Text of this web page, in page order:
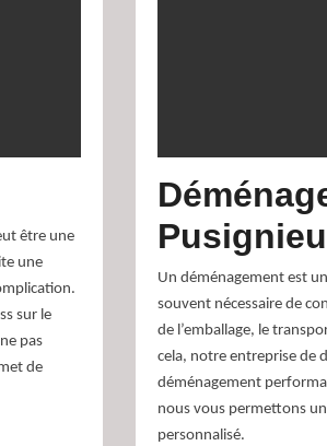
être une
une
sur le
pas
de
Pusignieu
Un déménagement est
souvent nécessaire de
de l’emballage, le
cela, notre entreprise de
déménagement
nous vous permettons
personnalisé.